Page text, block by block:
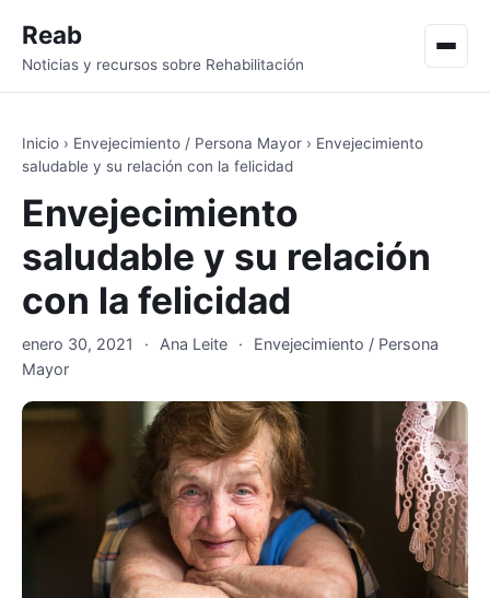
Reab
Noticias y recursos sobre Rehabilitación
Inicio › Envejecimiento / Persona Mayor › Envejecimiento
saludable y su relación con la felicidad
Envejecimiento
saludable y su relación
con la felicidad
enero 30, 2021 · Ana Leite ·
Envejecimiento / Persona
Mayor